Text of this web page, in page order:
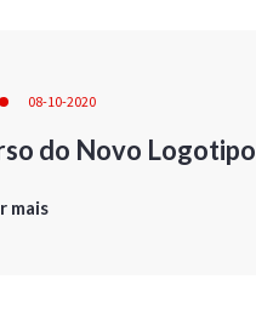
08-10-2020
do Novo Logotipo
mais